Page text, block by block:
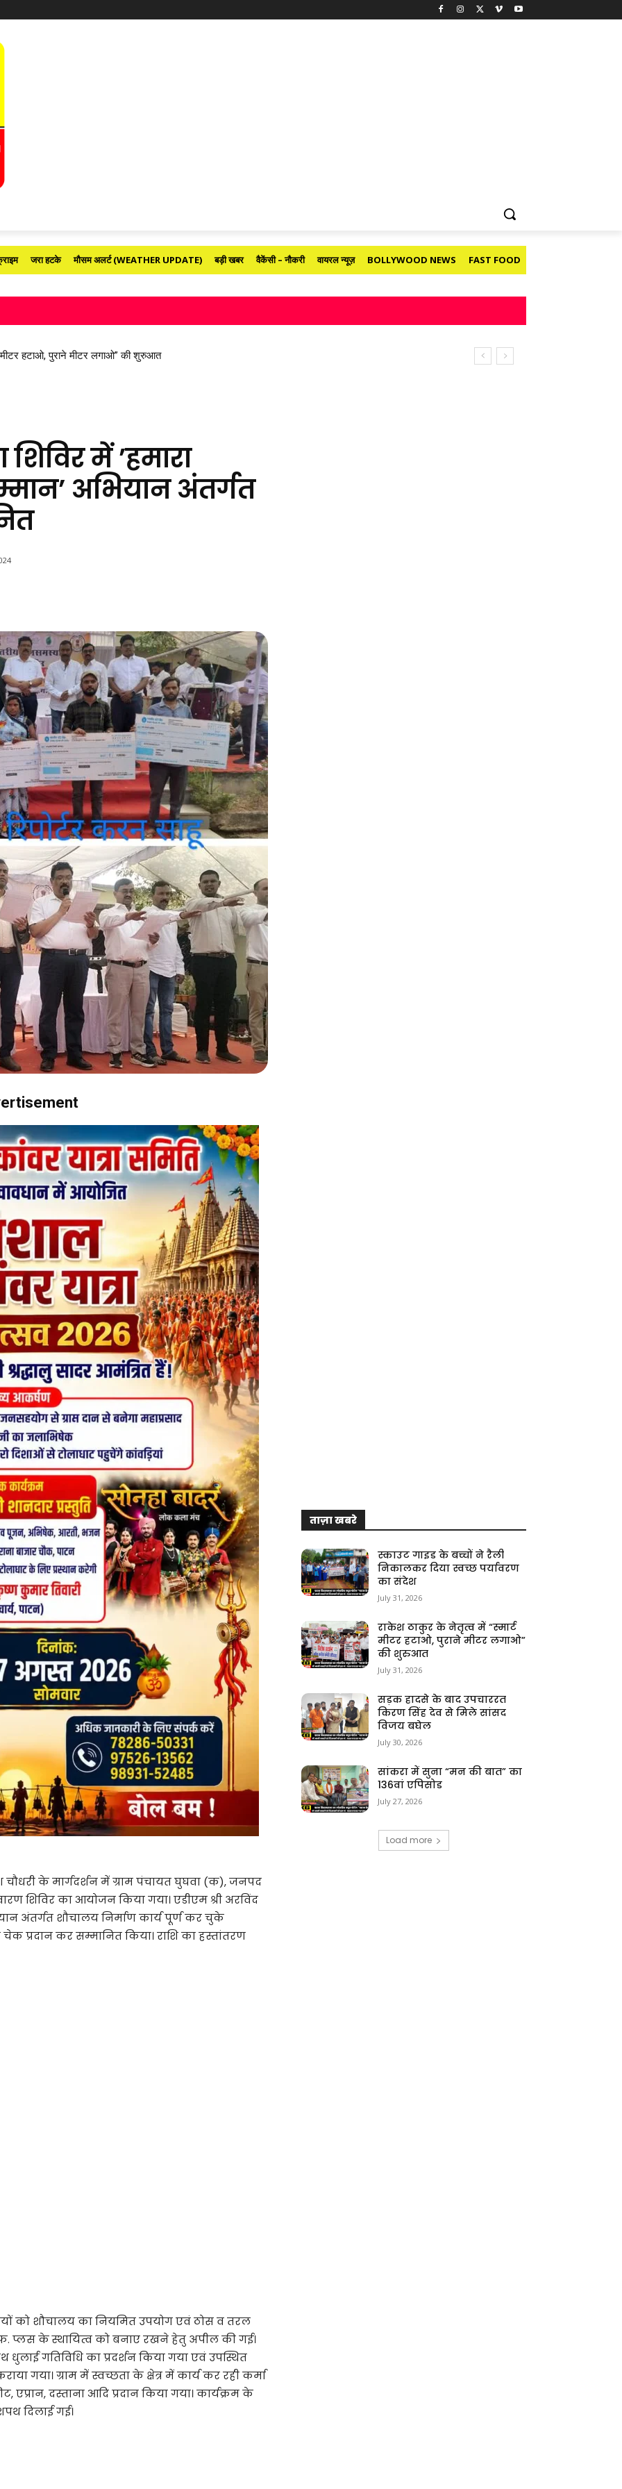
जरा हटके मौसम अलर्ट (WEATHER UPDATE) बड़ी खबर वैकेंसी – नौकरी वायरल न्यूज़ BOLLYWOOD NEWS FAST FOOD
हटाओ, पुराने मीटर लगाओ” की शुरुआत
सिंह देव से मिले सांसद विजय बघेल
में ’हमारा
अभियान अंतर्गत
के मार्गदर्शन में ग्राम पंचायत घुघवा (क), जनपद
शिविर का आयोजन किया गया। एडीएम श्री अरविंद
अंतर्गत शौचालय निर्माण कार्य पूर्ण कर चुके
चेक प्रदान कर सम्मानित किया। राशि का हस्तांतरण
को शौचालय का नियमित उपयोग एवं ठोस व तरल
प्लस के स्थायित्व को बनाए रखने हेतु अपील की गई।
धुलाई गतिविधि का प्रदर्शन किया गया एवं उपस्थित
गया। ग्राम में स्वच्छता के क्षेत्र में कार्य कर रही कर्मा
एप्रान, दस्ताना आदि प्रदान किया गया। कार्यक्रम के
दिलाई गई।
ताज़ा खबरे
स्काउट गाइड के बच्चों ने रैली
निकालकर दिया स्वच्छ पर्यावरण
का संदेश
July 31, 2026
राकेश ठाकुर के नेतृत्व में “स्मार्ट
मीटर हटाओ, पुराने मीटर लगाओ”
की शुरुआत
July 31, 2026
सड़क हादसे के बाद उपचाररत
किरण सिंह देव से मिले सांसद
विजय बघेल
July 30, 2026
सांकरा में सुना “मन की बात” का
136वां एपिसोड
July 27, 2026
Load more